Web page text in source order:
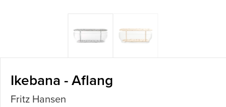
Ikebana - Aflang
Fritz Hansen